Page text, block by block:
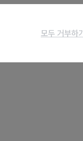
모두 거부하기